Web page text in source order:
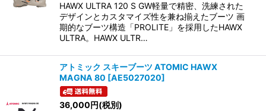
HAWX ULTRA 120 S GW軽量で精密、洗練された
デザインとカスタマイズ性を兼ね揃えたブーツ 画
期的なブーツ構造「PROLITE」を採用したHAWX
ULTRA。HAWX ULTR…
アトミック スキーブーツ ATOMIC HAWX
MAGNA 80 [AE5027020]
36,000円(税別)